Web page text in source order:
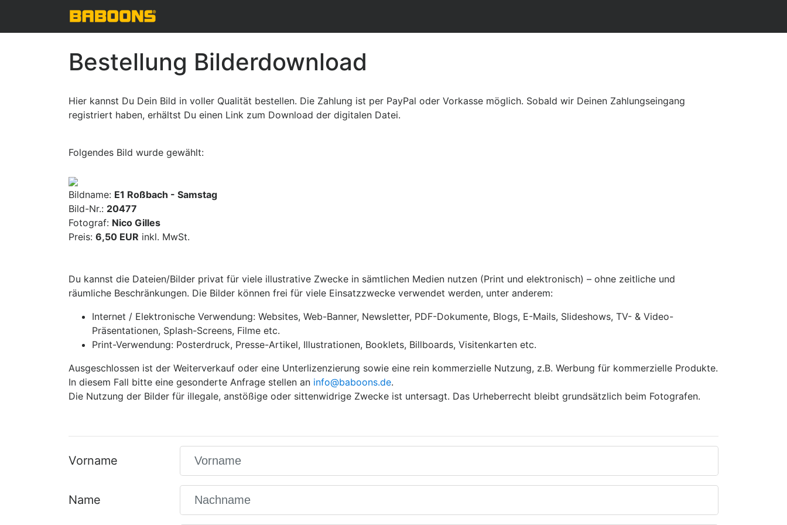
Bestellung Bilderdownload
Hier kannst Du Dein Bild in voller Qualität bestellen. Die Zahlung ist per PayPal oder Vorkasse möglich. Sobald wir Deinen Zahlungseingang
registriert haben, erhältst Du einen Link zum Download der digitalen Datei.
Folgendes Bild wurde gewählt:
Bildname: E1 Roßbach - Samstag
Bild-Nr.: 20477
Fotograf: Nico Gilles
Preis: 6,50 EUR inkl. MwSt.
Du kannst die Dateien/Bilder privat für viele illustrative Zwecke in sämtlichen Medien nutzen (Print und elektronisch) – ohne zeitliche und
räumliche Beschränkungen. Die Bilder können frei für viele Einsatzzwecke verwendet werden, unter anderem:
Internet / Elektronische Verwendung: Websites, Web-Banner, Newsletter, PDF-Dokumente, Blogs, E-Mails, Slideshows, TV- & Video-
Präsentationen, Splash-Screens, Filme etc.
Print-Verwendung: Posterdruck, Presse-Artikel, Illustrationen, Booklets, Billboards, Visitenkarten etc.
Ausgeschlossen ist der Weiterverkauf oder eine Unterlizenzierung sowie eine rein kommerzielle Nutzung, z.B. Werbung für kommerzielle Produkte.
In diesem Fall bitte eine gesonderte Anfrage stellen an info@baboons.de.
Die Nutzung der Bilder für illegale, anstößige oder sittenwidrige Zwecke ist untersagt. Das Urheberrecht bleibt grundsätzlich beim Fotografen.
Vorname
Name